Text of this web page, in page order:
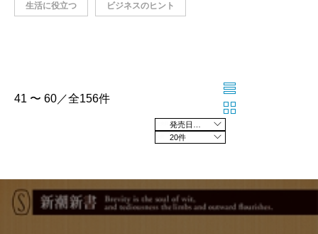
生活に役立つ ビジネスのヒント
41 〜 60／全156件
20件